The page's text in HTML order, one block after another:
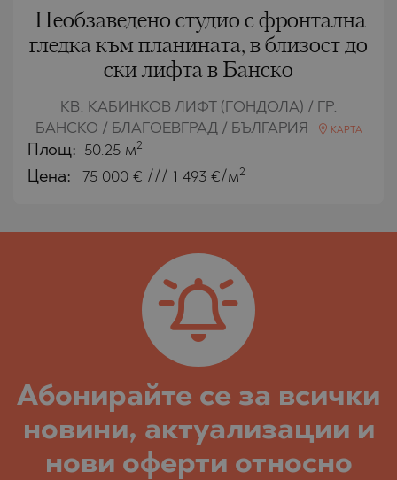
Необзаведенo студио с фронтална
гледка към планината, в близост до
ски лифта в Банско
КВ. КАБИНКОВ ЛИФТ (ГОНДОЛА) / ГР.
БАНСКО / БЛАГОЕВГРАД / БЪЛГАРИЯ
КАРТА
Площ: 50.25 м2
Цена: 75 000 € /// 1 493 €/м2
Абонирайте се за всички
новини, актуализации и
нови оферти относно